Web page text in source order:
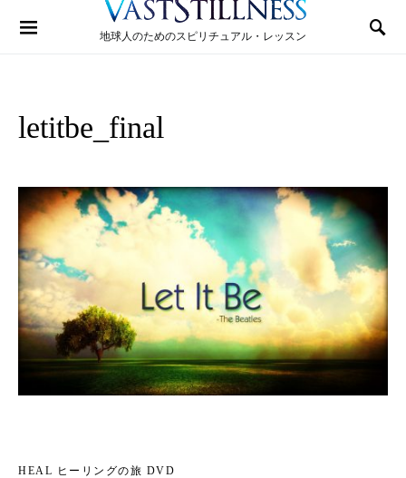
地球人のためのスピリチュアル・レッスン
Search for:
letitbe_final
HEAL ヒーリングの旅 DVD